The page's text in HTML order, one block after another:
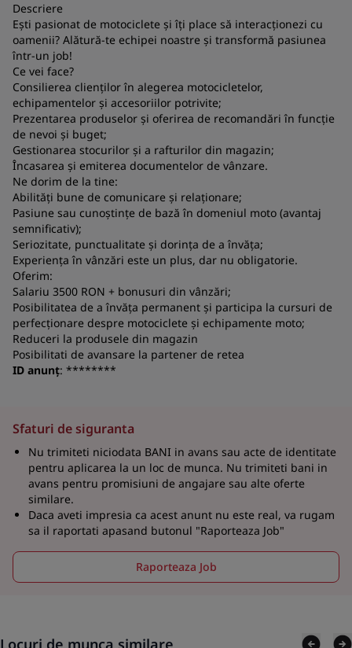
Descriere
Ești pasionat de motociclete și îți place să interacționezi cu
oamenii? Alătură-te echipei noastre și transformă pasiunea
într-un job!
Ce vei face?
Consilierea clienților în alegerea motocicletelor,
echipamentelor și accesoriilor potrivite;
Prezentarea produselor și oferirea de recomandări în funcție
de nevoi și buget;
Gestionarea stocurilor și a rafturilor din magazin;
Încasarea și emiterea documentelor de vânzare.
Ne dorim de la tine:
Abilități bune de comunicare și relaționare;
Pasiune sau cunoștințe de bază în domeniul moto (avantaj
semnificativ);
Seriozitate, punctualitate și dorința de a învăța;
Experiența în vânzări este un plus, dar nu obligatorie.
Oferim:
Salariu 3500 RON + bonusuri din vânzări;
Posibilitatea de a învăța permanent și participa la cursuri de
perfecționare despre motociclete și echipamente moto;
Reduceri la produsele din magazin
Posibilitati de avansare la partener de retea
ID anunț: ********
Sfaturi de siguranta
Nu trimiteti niciodata BANI in avans sau acte de identitate
pentru aplicarea la un loc de munca. Nu trimiteti bani in
avans pentru promisiuni de angajare sau alte oferte
similare.
Daca aveti impresia ca acest anunt nu este real, va rugam
sa il raportati apasand butonul "Raporteaza Job"
Raporteaza Job
Locuri de munca similare